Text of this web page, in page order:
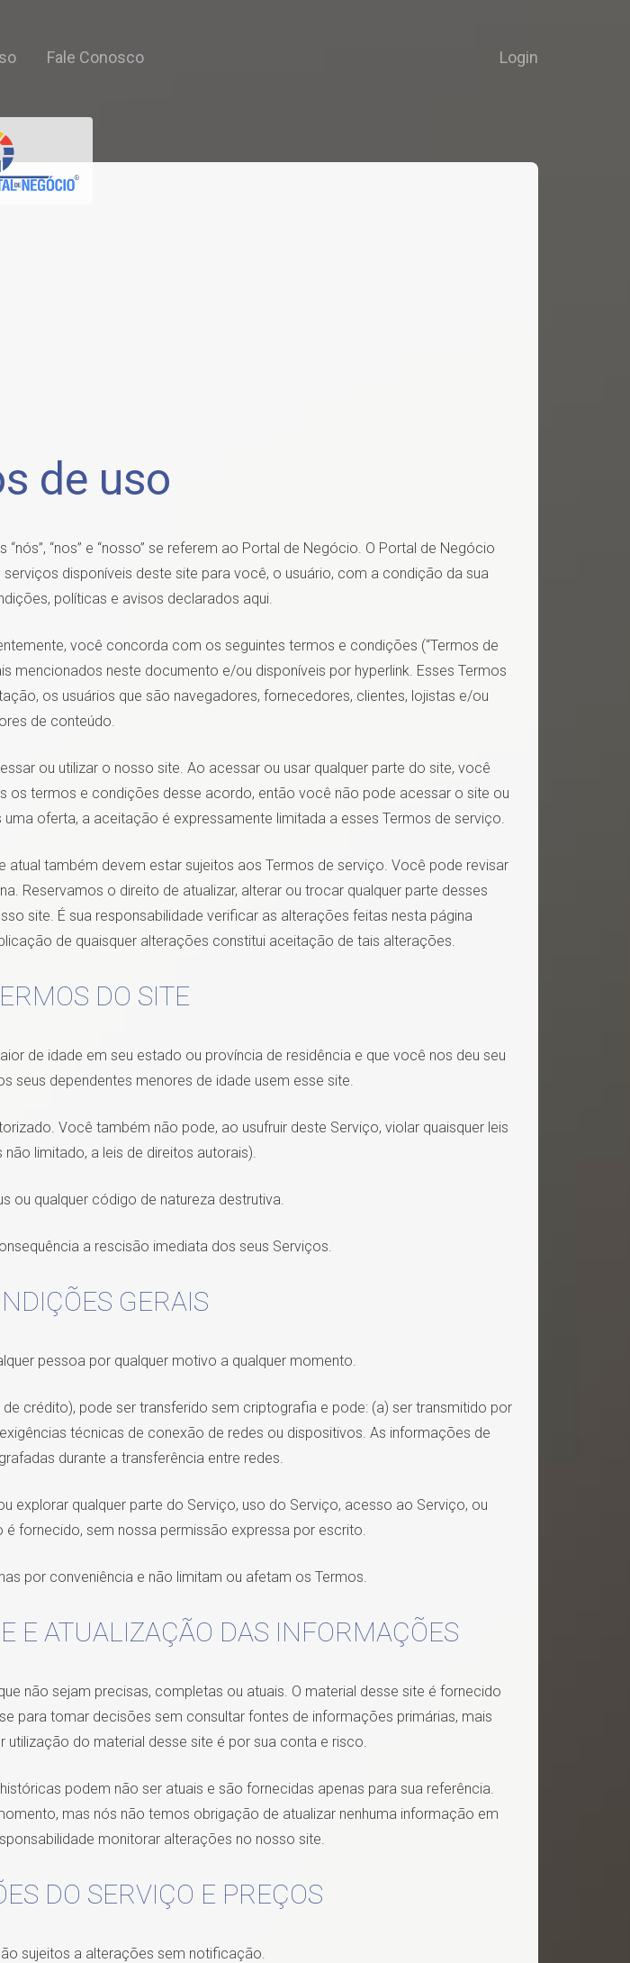
Fale Conosco Login
de uso
“nos” e “nosso” se referem ao Portal de Negócio. O Portal de Negócio
disponíveis deste site para você, o usuário, com a condição da sua
políticas e avisos declarados aqui.
você concorda com os seguintes termos e condições (“Termos de
mencionados neste documento e/ou disponíveis por hyperlink. Esses Termos
os usuários que são navegadores, fornecedores, clientes, lojistas e/ou
de conteúdo.
ou utilizar o nosso site. Ao acessar ou usar qualquer parte do site, você
termos e condições desse acordo, então você não pode acessar o site ou
oferta, a aceitação é expressamente limitada a esses Termos de serviço.
também devem estar sujeitos aos Termos de serviço. Você pode revisar
Reservamos o direito de atualizar, alterar ou trocar qualquer parte desses
site. É sua responsabilidade verificar as alterações feitas nesta página
de quaisquer alterações constitui aceitação de tais alterações.
DO SITE
de idade em seu estado ou província de residência e que você nos deu seu
seus dependentes menores de idade usem esse site.
Você também não pode, ao usufruir deste Serviço, violar quaisquer leis
limitado, a leis de direitos autorais).
ou qualquer código de natureza destrutiva.
a rescisão imediata dos seus Serviços.
GERAIS
pessoa por qualquer motivo a qualquer momento.
crédito), pode ser transferido sem criptografia e pode: (a) ser transmitido por
técnicas de conexão de redes ou dispositivos. As informações de
durante a transferência entre redes.
explorar qualquer parte do Serviço, uso do Serviço, acesso ao Serviço, ou
fornecido, sem nossa permissão expressa por escrito.
por conveniência e não limitam ou afetam os Termos.
E ATUALIZAÇÃO DAS INFORMAÇÕES
não sejam precisas, completas ou atuais. O material desse site é fornecido
para tomar decisões sem consultar fontes de informações primárias, mais
utilização do material desse site é por sua conta e risco.
podem não ser atuais e são fornecidas apenas para sua referência.
mas nós não temos obrigação de atualizar nenhuma informação em
monitorar alterações no nosso site.
DO SERVIÇO E PREÇOS
sujeitos a alterações sem notificação.